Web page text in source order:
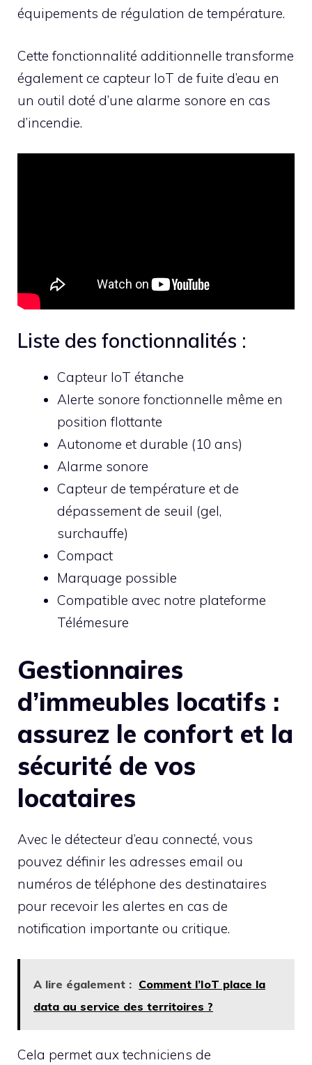
équipements de régulation de température.
Cette fonctionnalité additionnelle transforme
également ce capteur IoT de fuite d’eau en
un outil doté d’une alarme sonore en cas
d’incendie.
Liste des fonctionnalités :
Capteur IoT étanche
Alerte sonore fonctionnelle même en
position flottante
Autonome et durable (10 ans)
Alarme sonore
Capteur de température et de
dépassement de seuil (gel,
surchauffe)
Compact
Marquage possible
Compatible avec notre plateforme
Télémesure
Gestionnaires
d’immeubles locatifs :
assurez le confort et la
sécurité de vos
locataires
Avec le détecteur d’eau connecté, vous
pouvez définir les adresses email ou
numéros de téléphone des destinataires
pour recevoir les alertes en cas de
notification importante ou critique.
A lire également : Comment l’IoT place la
data au service des territoires ?
Cela permet aux techniciens de